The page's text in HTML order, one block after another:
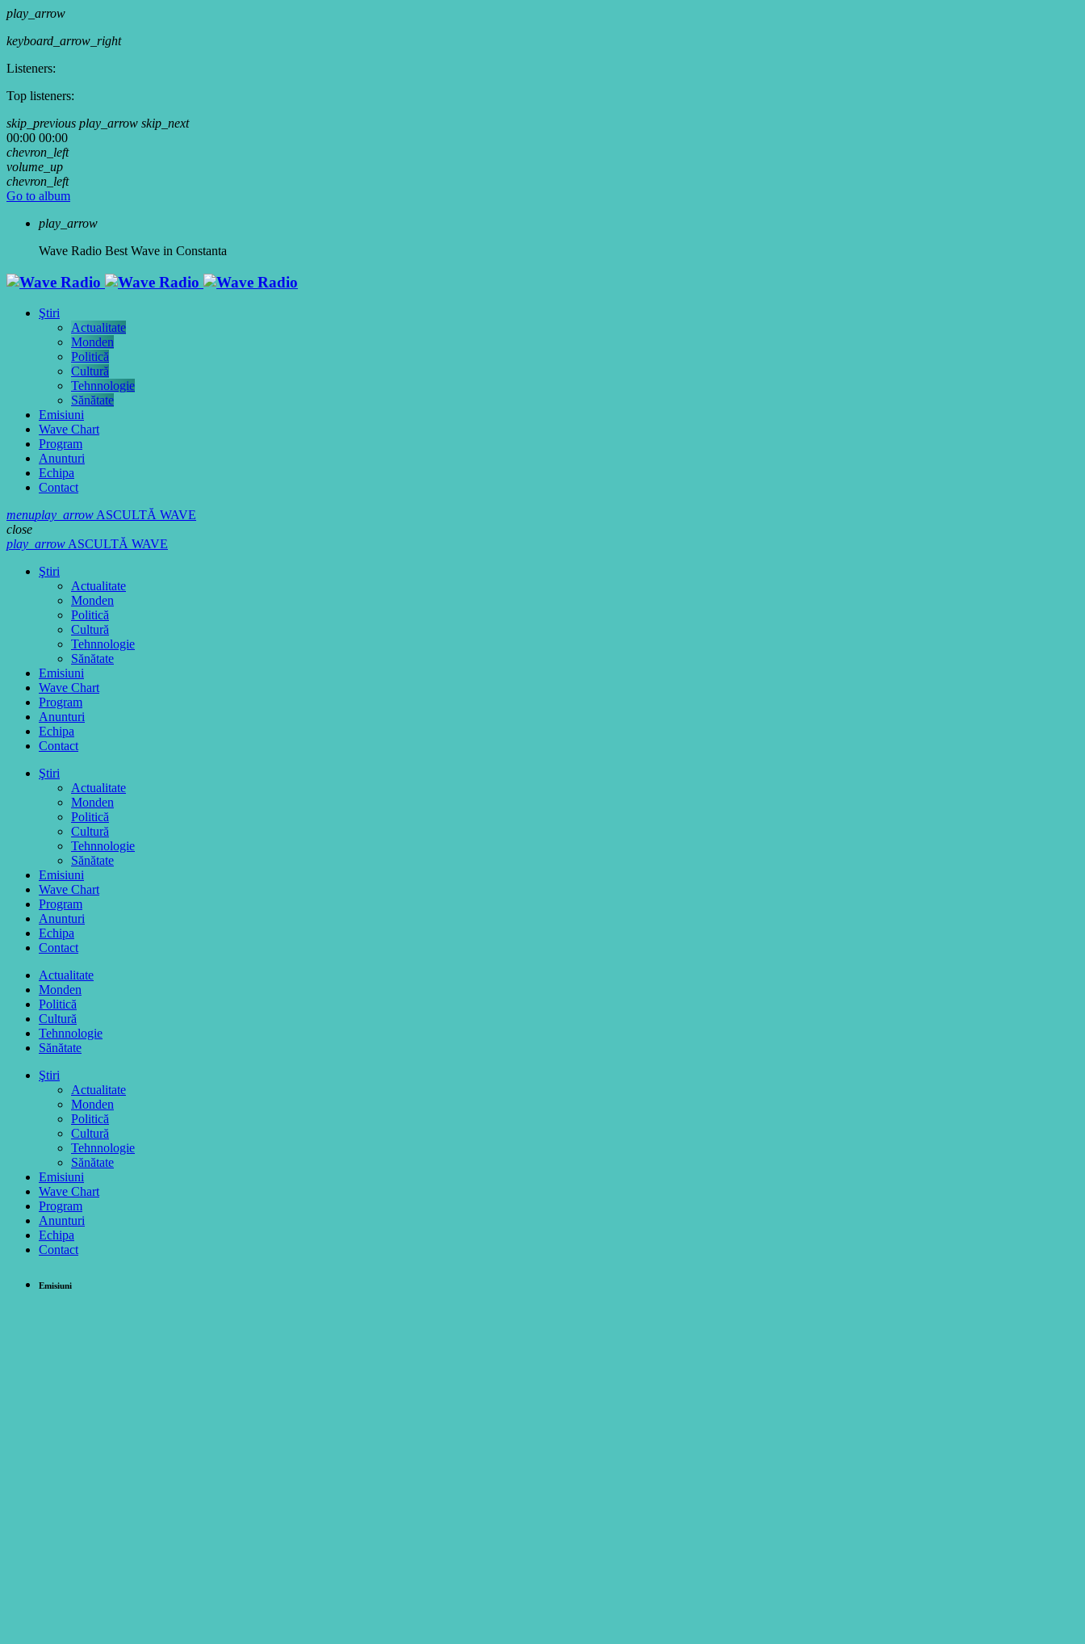
play_arrow
keyboard_arrow_right
Listeners:
Top listeners:
skip_previous play_arrow skip_next
00:00 00:00
chevron_left
volume_up
chevron_left
Go to album
play_arrow
Wave Radio Best Wave in Constanta
Ştiri
Actualitate
Monden
Politică
Cultură
Tehnnologie
Sănătate
Emisiuni
Wave Chart
Program
Anunturi
Echipa
Contact
menuplay_arrowASCULTĂ WAVE
close
play_arrowASCULTĂ WAVE
Ştiri
Actualitate
Monden
Politică
Cultură
Tehnnologie
Sănătate
Emisiuni
Wave Chart
Program
Anunturi
Echipa
Contact
Ştiri
Actualitate
Monden
Politică
Cultură
Tehnnologie
Sănătate
Emisiuni
Wave Chart
Program
Anunturi
Echipa
Contact
Actualitate
Monden
Politică
Cultură
Tehnnologie
Sănătate
Ştiri
Actualitate
Monden
Politică
Cultură
Tehnnologie
Sănătate
Emisiuni
Wave Chart
Program
Anunturi
Echipa
Contact
Emisiuni